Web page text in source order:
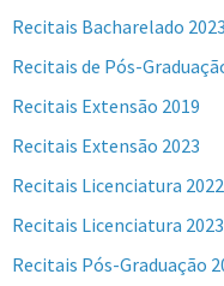
Recitais Bacharelado 2023
Recitais de Pós-
Recitais Extensão 2019
Recitais Extensão 2023
Recitais Licenciatura 2022
Recitais Licenciatura 2023
Recitais Pós-Graduação